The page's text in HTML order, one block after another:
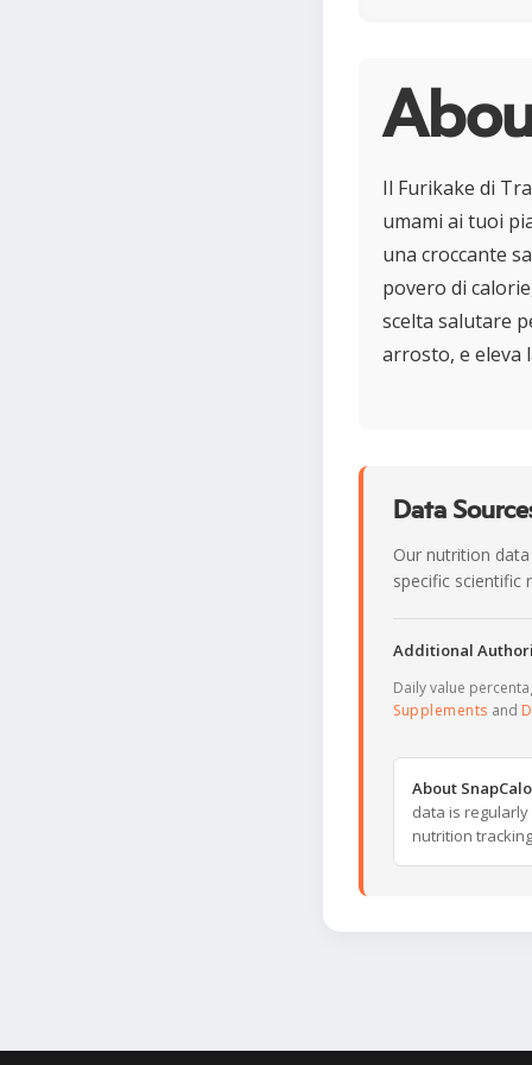
Il Furikake di
umami ai tuoi
una croccante
povero di
scelta salutare
arrosto, e eleva
Data
Our nutrition
specific scientific
Additional
Daily value
Supplements and
About
data is
nutrition